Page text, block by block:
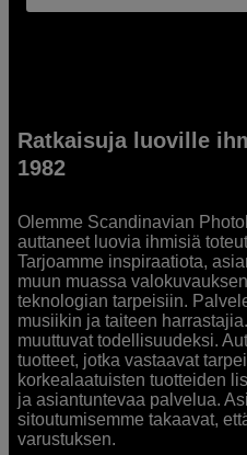
Ratkaisuja luoville
1982
Olemme Scandinavian
auttaneet luovia ihmisiä
Tarjoamme inspiraatiota,
muun muassa
teknologian tarpeisiin.
musiikin ja taiteen
muuttuvat todellisuudeksi.
tuotteet, jotka vastaavat
korkealaatuisten tuotteiden
ja asiantuntevaa palvelua.
sitoutumisemme takaavat,
varustuksen.